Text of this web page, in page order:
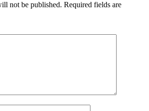
not be published. Required fields are